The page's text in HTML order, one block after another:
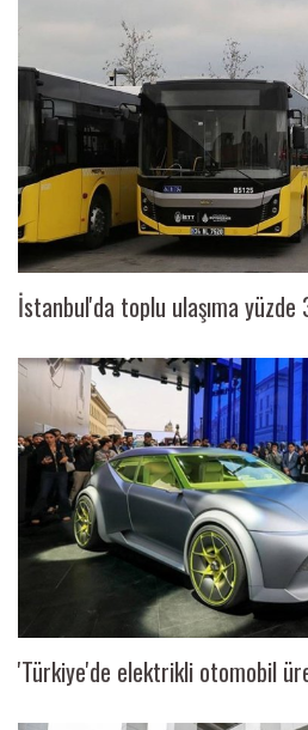
İstanbul'da toplu ulaşıma
'Türkiye'de elektrikli otomobil